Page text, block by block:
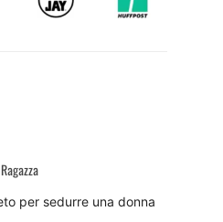
per sedurre una donna